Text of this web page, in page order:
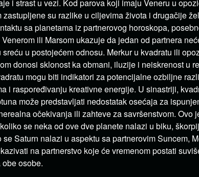
i strast u vezi. Kod parova koji imaju Veneru u
zastupljene su razlike u ciljevima života i drugačije
sa planetama iz partnerovog horoskopa,
ili Marsom ukazuje da jedan od partnera
u postojećem odnosu. Merkur u kvadratu ili
donosi sklonost ka obmani, iluzije i neiskrenost u
mogu biti indikatori za potencijalne ozbiljne
i raspoređivanju kreativne energije. U sinastriji,
može predstavljati nedostatak osećaja za
očekivanja ili zahteve za savršenstvom. Ovo
se neka od ove dve planete nalazi u biku,
se Saturn nalazi u aspektu sa partnerovim Suncem,
na partnerstvo koje će vremenom postati
osobe.